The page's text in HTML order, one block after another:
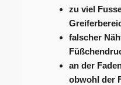
zu viel
falscher
an der
obwohl der